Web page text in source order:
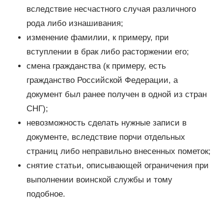
вследствие несчастного случая различного
рода либо изнашивания;
изменение фамилии, к примеру, при
вступлении в брак либо расторжении его;
смена гражданства (к примеру, есть
гражданство Российской Федерации, а
документ был ранее получен в одной из стран
СНГ);
невозможность сделать нужные записи в
документе, вследствие порчи отдельных
страниц либо неправильно внесенных пометок;
снятие статьи, описывающей ограничения при
выполнении воинской службы и тому
подобное.